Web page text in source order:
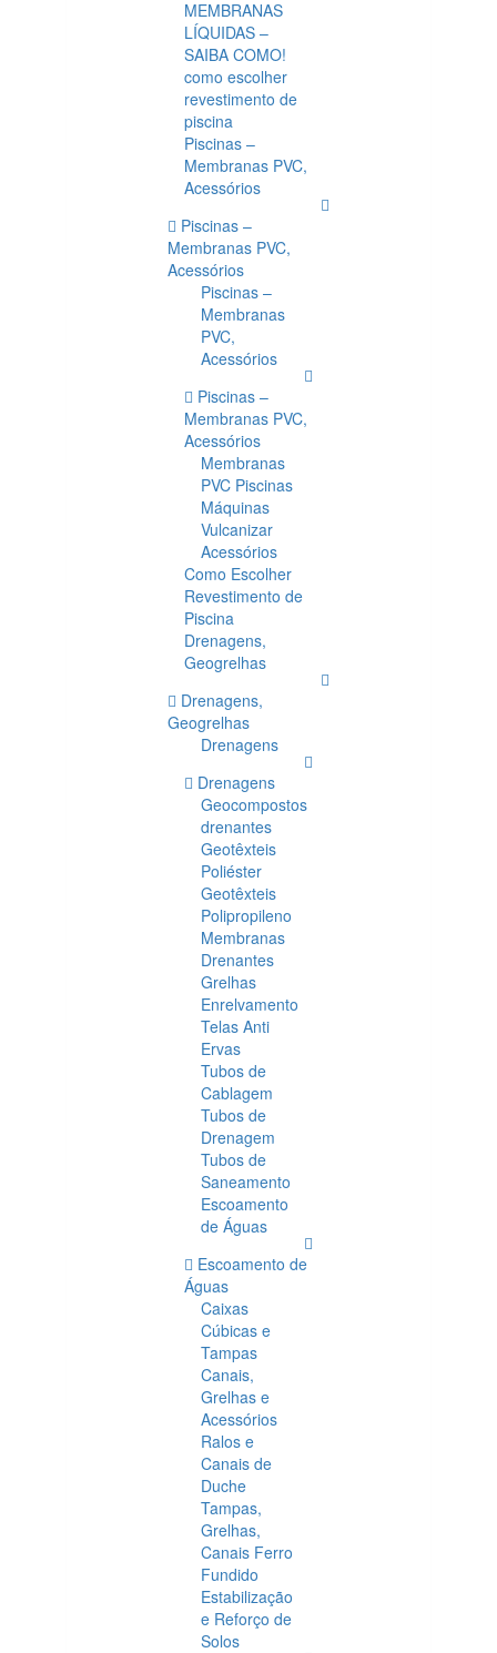
MEMBRANAS
LÍQUIDAS –
SAIBA COMO!
como escolher
revestimento de
piscina
Piscinas –
Membranas PVC,
Acessórios
Piscinas –
Membranas PVC,
Acessórios
Piscinas –
Membranas
PVC,
Acessórios
Piscinas –
Membranas PVC,
Acessórios
Membranas
PVC Piscinas
Máquinas
Vulcanizar
Acessórios
Como Escolher
Revestimento de
Piscina
Drenagens,
Geogrelhas
Drenagens,
Geogrelhas
Drenagens
Drenagens
Geocompostos
drenantes
Geotêxteis
Poliéster
Geotêxteis
Polipropileno
Membranas
Drenantes
Grelhas
Enrelvamento
Telas Anti
Ervas
Tubos de
Cablagem
Tubos de
Drenagem
Tubos de
Saneamento
Escoamento
de Águas
Escoamento de
Águas
Caixas
Cúbicas e
Tampas
Canais,
Grelhas e
Acessórios
Ralos e
Canais de
Duche
Tampas,
Grelhas,
Canais Ferro
Fundido
Estabilização
e Reforço de
Solos